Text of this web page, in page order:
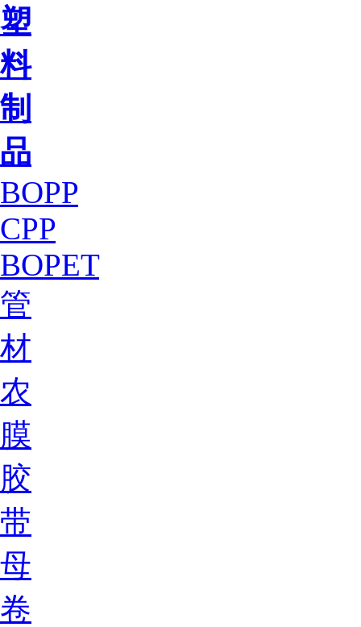
塑
料
制
品
BOPP
CPP
BOPET
管
材
农
膜
胶
带
母
卷